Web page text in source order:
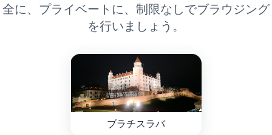
全に、プライベートに、制限なしでブラウジング
を行いましょう。
ブラチスラバ